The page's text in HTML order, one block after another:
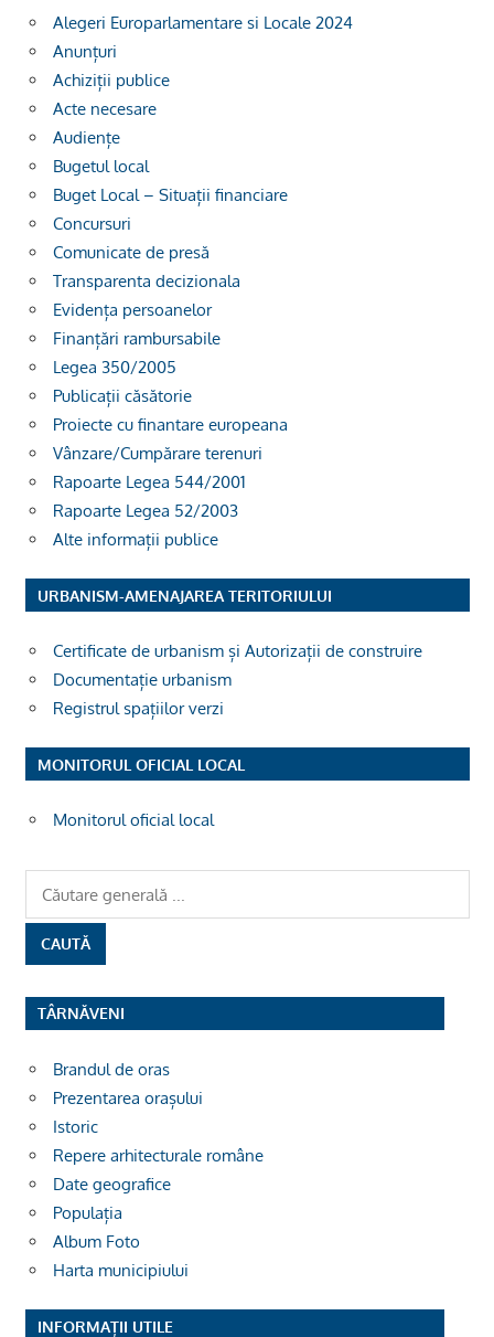
Alegeri Europarlamentare si Locale 2024
Anunțuri
Achiziții publice
Acte necesare
Audiențe
Bugetul local
Buget Local – Situații financiare
Concursuri
Comunicate de presă
Transparenta decizionala
Evidența persoanelor
Finanțări rambursabile
Legea 350/2005
Publicații căsătorie
Proiecte cu finantare europeana
Vânzare/Cumpărare terenuri
Rapoarte Legea 544/2001
Rapoarte Legea 52/2003
Alte informații publice
URBANISM-AMENAJAREA TERITORIULUI
Certificate de urbanism și Autorizații de construire
Documentație urbanism
Registrul spațiilor verzi
MONITORUL OFICIAL LOCAL
Monitorul oficial local
TÂRNĂVENI
Brandul de oras
Prezentarea orașului
Istoric
Repere arhitecturale române
Date geografice
Populația
Album Foto
Harta municipiului
INFORMAȚII UTILE